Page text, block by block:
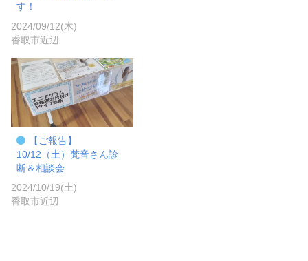
す！
2024/09/12(木)
香取市近辺
【ご報告】
10/12（土）梵音さん診
断＆相談会
2024/10/19(土)
香取市近辺